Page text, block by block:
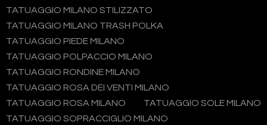
TATUAGGIO MILANO STILIZZATO
TATUAGGIO MILANO TRASH POLKA
TATUAGGIO PIEDE MILANO
TATUAGGIO POLPACCIO MILANO
TATUAGGIO RONDINE MILANO
TATUAGGIO ROSA DEI VENTI MILANO
TATUAGGIO ROSA MILANO
TATUAGGIO SOLE MILANO
TATUAGGIO SOPRACCIGLIO MILANO